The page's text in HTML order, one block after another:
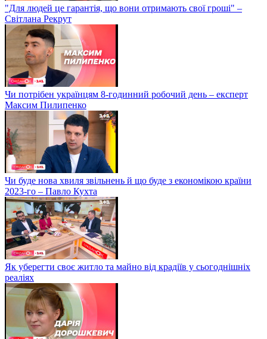
"Для людей це гарантія, що вони отримають свої гроші" –
Світлана Рекрут
Чи потрібен українцям 8-годинний робочий день – експерт
Максим Пилипенко
Чи буде нова хвиля звільнень й що буде з економікою країни
2023-го – Павло Кухта
Як уберегти своє житло та майно від крадіїв у сьогоднішніх
реаліях